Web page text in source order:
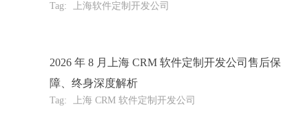
Tag: 上海软件定制开发公司
2026 年 8 月上海 CRM 软件定制开发公司售后保
障、终身深度解析
Tag: 上海 CRM 软件定制开发公司